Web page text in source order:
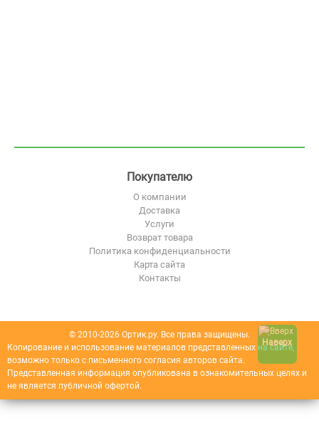
Покупателю
О компании
Доставка
Услуги
Возврат товара
Политика конфиденциальности
Карта сайта
Контакты
© 2010-2026 Ортик.ру. Все права защищены.
Копирование и использование материалов представленных на сайте,
возможно только с письменного согласия авторов сайта.
Представленная информация опубликована в ознакомительных целях и
не является публичной офертой.
Наверх